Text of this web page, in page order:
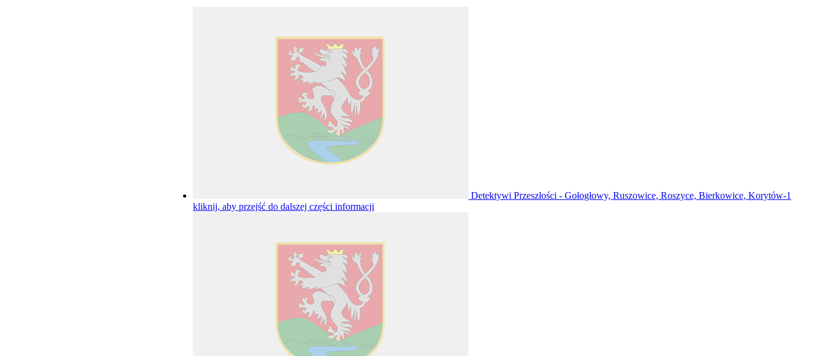
Detektywi Przeszłości - Gołogłowy, Ruszowice, Roszyce, Bierkowice, Korytów-1
kliknij, aby przejść do dalszej części informacji